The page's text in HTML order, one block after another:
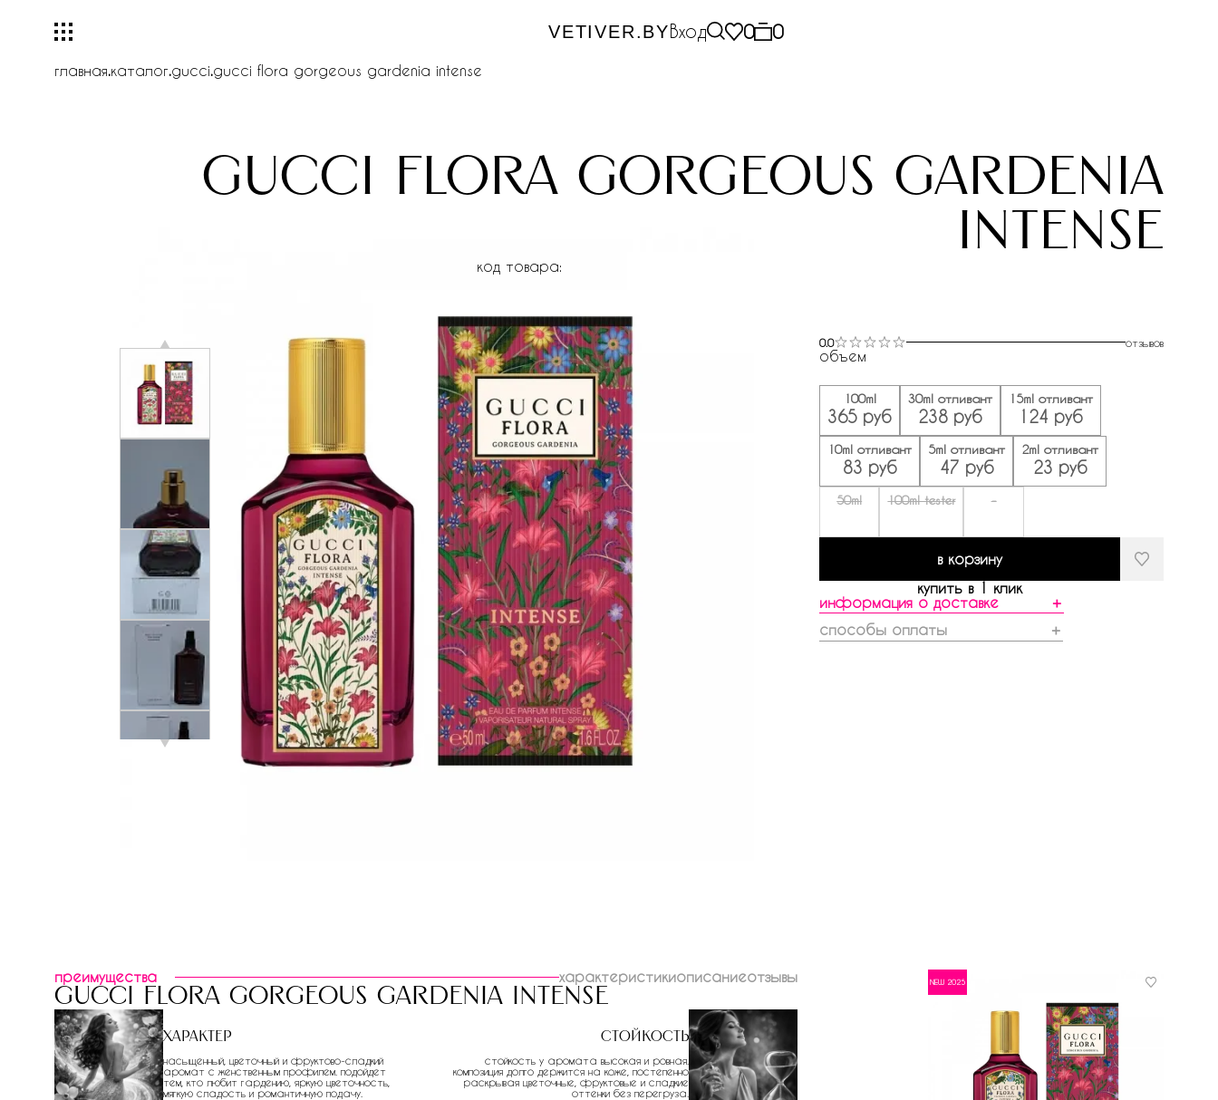
VETIVER.BYВход 0 0
главная.каталог.gucci.gucci flora gorgeous gardenia intense
gucci flora gorgeous gardenia
intense
код товара:
0.0 отзывов
объем
100ml
365 руб
30ml отливант
238 руб
15ml отливант
124 руб
10ml отливант
83 руб
5ml отливант
47 руб
2ml отливант
23 руб
50ml 100ml tester -
в корзину
купить в 1 клик
информация о доставке
＋
способы оплаты
＋
преимущества характеристикиописаниеотзывы
gucci flora gorgeous gardenia intense
Характер
насыщенный, цветочный и фруктово-сладкий
аромат с женственным профилем. подойдет
тем, кто любит гардению, яркую цветочность,
мягкую сладость и романтичную подачу.
Стойкость
стойкость у аромата высокая и ровная.
композиция долго держится на коже, постепенно
раскрывая цветочные, фруктовые и сладкие
оттенки без перегруза.
NEW 2025